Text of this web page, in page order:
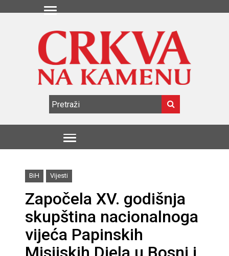
BiH Vijesti
Započela XV. godišnja
skupština nacionalnoga
vijeća Papinskih